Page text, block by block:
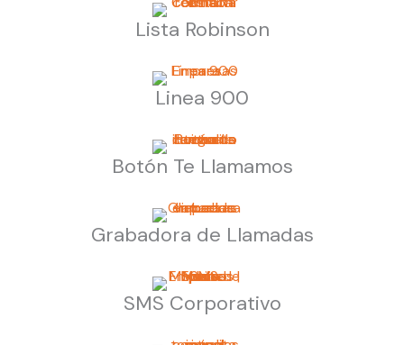
Lista Robinson
Linea 900
Botón Te Llamamos
Grabadora de Llamadas
SMS Corporativo